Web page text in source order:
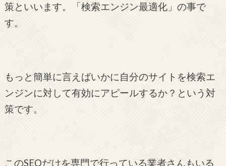
策といいます。「検索エンジン最適化」の事で
す。
もっと簡単に言えばいかに自分のサイトを検索エ
ンジンに対して有効にアピールするか？という対
策です。
このSEOだけを専門で行っている業者さんもいる